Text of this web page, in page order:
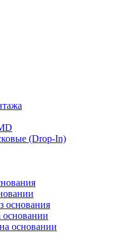
(Drop-In)
основания
основании
основании